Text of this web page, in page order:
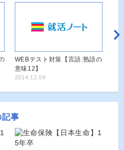
WEBテスト対策【言語:熟語の
意味12】
2014.12.09
記事